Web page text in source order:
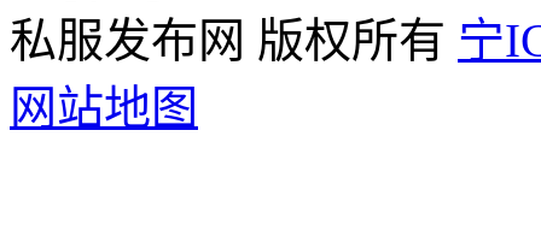
私服发布网 版权所有 宁
网站地图